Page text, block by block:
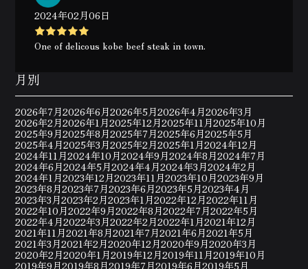
2024年02月06日
One of delicous kobe beef steak in town.
月別
2026年7月2026年6月2026年5月2026年4月2026年3月
2026年2月2026年1月2025年12月2025年11月2025年10月
2025年9月2025年8月2025年7月2025年6月2025年5月
2025年4月2025年3月2025年2月2025年1月2024年12月
2024年11月2024年10月2024年9月2024年8月2024年7月
2024年6月2024年5月2024年4月2024年3月2024年2月
2024年1月2023年12月2023年11月2023年10月2023年9月
2023年8月2023年7月2023年6月2023年5月2023年4月
2023年3月2023年2月2023年1月2022年12月2022年11月
2022年10月2022年9月2022年8月2022年7月2022年5月
2022年4月2022年3月2022年2月2022年1月2021年12月
2021年11月2021年8月2021年7月2021年6月2021年5月
2021年3月2021年2月2020年12月2020年9月2020年3月
2020年2月2020年1月2019年12月2019年11月2019年10月
2019年9月2019年8月2019年7月2019年6月2019年5月